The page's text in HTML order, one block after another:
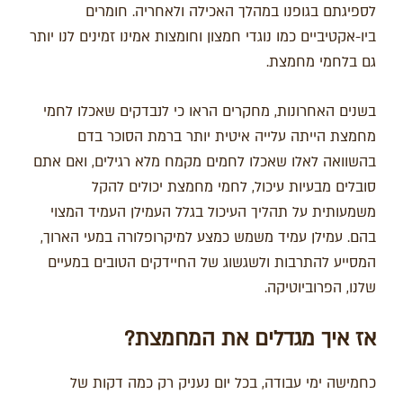
לספיגתם בגופנו במהלך האכילה ולאחריה. חומרים
ביו-אקטיביים כמו נוגדי חמצון וחומצות אמינו זמינים לנו יותר
גם בלחמי מחמצת.
בשנים האחרונות, מחקרים הראו כי לנבדקים שאכלו לחמי
מחמצת הייתה עלייה איטית יותר ברמת הסוכר בדם
בהשוואה לאלו שאכלו לחמים מקמח מלא רגילים, ואם אתם
סובלים מבעיות עיכול, לחמי מחמצת יכולים להקל
משמעותית על תהליך העיכול בגלל העמילן העמיד המצוי
בהם. עמילן עמיד משמש כמצע למיקרופלורה במעי הארוך,
המסייע להתרבות ולשגשוג של החיידקים הטובים במעיים
שלנו, הפרוביוטיקה.
אזאיך מגדלים את המחמצת?
כחמישה ימי עבודה, בכל יום נעניק רק כמה דקות של